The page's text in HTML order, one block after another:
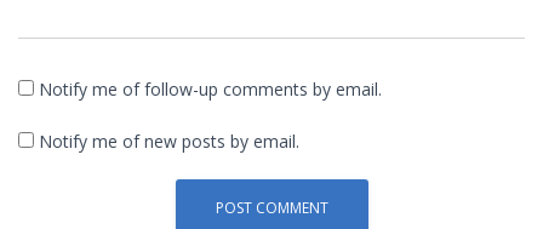
Notify me of follow-up comments by email.
Notify me of new posts by email.